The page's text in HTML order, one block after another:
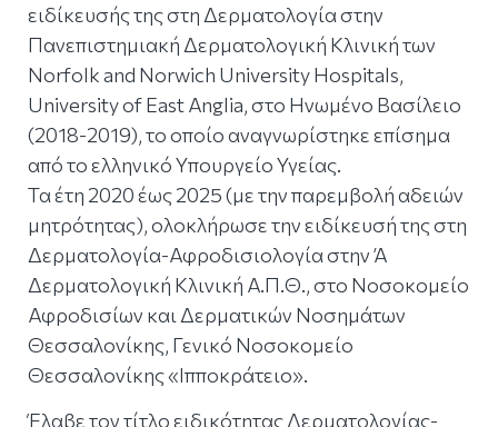
ειδίκευσής της στη Δερματολογία στην
Πανεπιστημιακή Δερματολογική Κλινική των
Norfolk and Norwich University Hospitals,
University of East Anglia, στο Ηνωμένο Βασίλειο
(2018-2019), το οποίο αναγνωρίστηκε επίσημα
από το ελληνικό Υπουργείο Υγείας.
Τα έτη 2020 έως 2025 (με την παρεμβολή αδειών
μητρότητας), ολοκλήρωσε την ειδίκευσή της στη
Δερματολογία-Αφροδισιολογία στην Ά
Δερματολογική Κλινική Α.Π.Θ., στο Νοσοκομείο
Αφροδισίων και Δερματικών Νοσημάτων
Θεσσαλονίκης, Γενικό Νοσοκομείο
Θεσσαλονίκης «Ιπποκράτειο».
Έλαβε τον τίτλο ειδικότητας Δερματολογίας-